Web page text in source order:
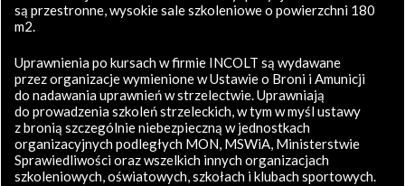
są przestronne, wysokie sale szkoleniowe o powierzchni 180
m2.
Uprawnienia po kursach w firmie INCOLT są wydawane
przez organizacje wymienione w Ustawie o Broni i Amunicji
do nadawania uprawnień w strzelectwie. Uprawniają
do prowadzenia szkoleń strzeleckich, w tym w myśl ustawy
z bronią szczególnie niebezpieczną w jednostkach
organizacyjnych podległych MON, MSWiA, Ministerstwie
Sprawiedliwości oraz wszelkich innych organizacjach
szkoleniowych, oświatowych, szkołach i klubach sportowych.